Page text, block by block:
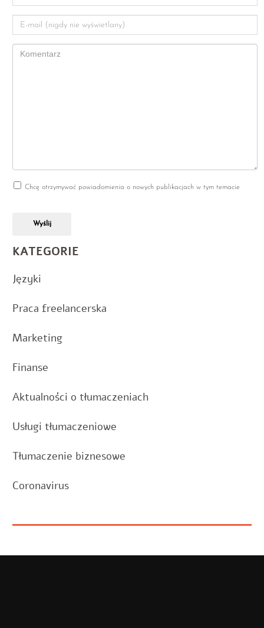
Chcę otrzymywać powiadomienia o nowych publikacjach w tym temacie
Wyślij
KATEGORIE
Języki
Praca freelancerska
Marketing
Finanse
Aktualności o tłumaczeniach
Usługi tłumaczeniowe
Tłumaczenie biznesowe
Coronavirus